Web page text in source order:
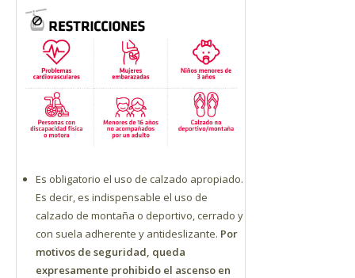
Es obligatorio el uso de calzado apropiado.
Es decir, es indispensable el uso de
calzado de montaña o deportivo, cerrado y
con suela adherente y antideslizante. Por
motivos de seguridad, queda
expresamente prohibido el ascenso en